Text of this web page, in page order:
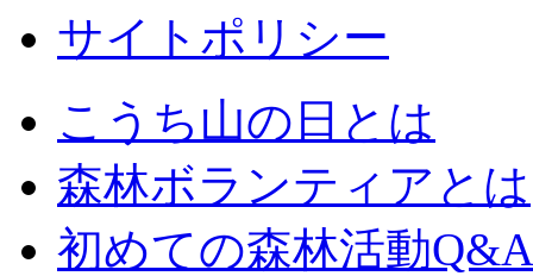
サイトポリシー
こうち山の日とは
森林ボランティアとは
初めての森林活動Q&A